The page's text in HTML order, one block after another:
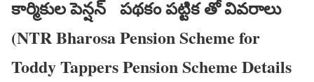
కార్మికుల పెన్షన్ పథకం పట్టిక తో వివరాలు
(NTR Bharosa Pension Scheme for
Toddy Tappers Pension Scheme Details